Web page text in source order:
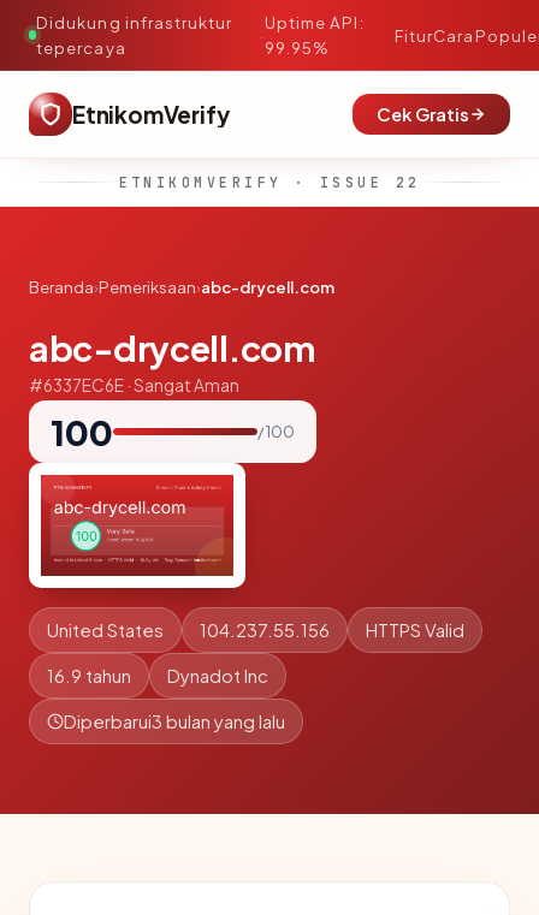
Didukung infrastruktur
tepercaya
·
Uptime API:
99.95%
FiturCara
EtnikomVerify Cek Gratis
ETNIKOMVERIFY · ISSUE 22
Beranda›Pemeriksaan›abc-drycell.com
abc-drycell.com
#6337EC6E · Sangat Aman
100 / 100
United States 104.237.55.156 HTTPS Valid
16.9 tahun Dynadot Inc
Diperbarui3 bulan yang lalu